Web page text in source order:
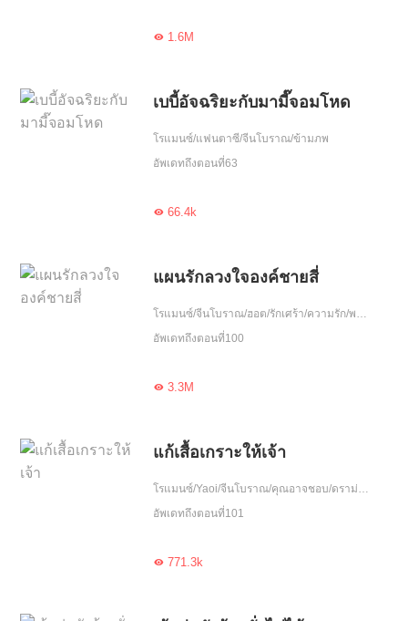
1.6M
เบบี้อัจฉริยะกับมามี๊จอมโหด
โรแมนซ์/แฟนตาซี/จีนโบราณ/ข้ามภพ
อัพเดทถึงตอนที่63
66.4k
แผนรักลวงใจองค์ชายสี่
โรแมนซ์/จีนโบราณ/ฮอต/รักเศร้า/ความรัก/พบกันอีกครั้ง/จบ
อัพเดทถึงตอนที่100
3.3M
แก้เสื้อเกราะให้เจ้า
โรแมนซ์/Yaoi/จีนโบราณ/คุณอาจชอบ/ดราม่า/แก้แค้น/ฮอต/รักหวานฉ่ำ/ความรัก/กลยุทธ์/โชคชะตา/เกิดใหม่
อัพเดทถึงตอนที่101
771.3k